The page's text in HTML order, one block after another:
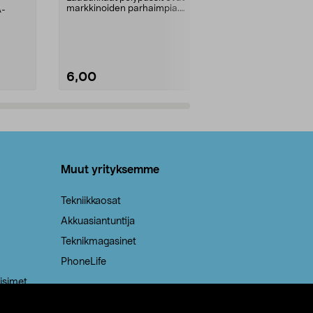
markkinoiden parhaimpia.
6,00
Muut yrityksemme
Tekniikkaosat
Akkuasiantuntija
Teknikmagasinet
PhoneLife